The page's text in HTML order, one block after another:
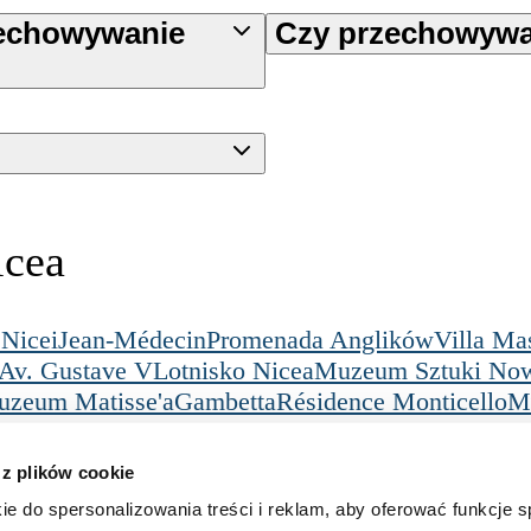
plików cookie
do spersonalizowania treści i reklam, aby oferować funkcje
Czy
Jean-MédecinPromenada AnglikówVilla
Gustave VLotnisko NiceaMuzeum Sztuki
Matisse'aGambettaRésidence Monticello
Warunki
Polityka plików cookie